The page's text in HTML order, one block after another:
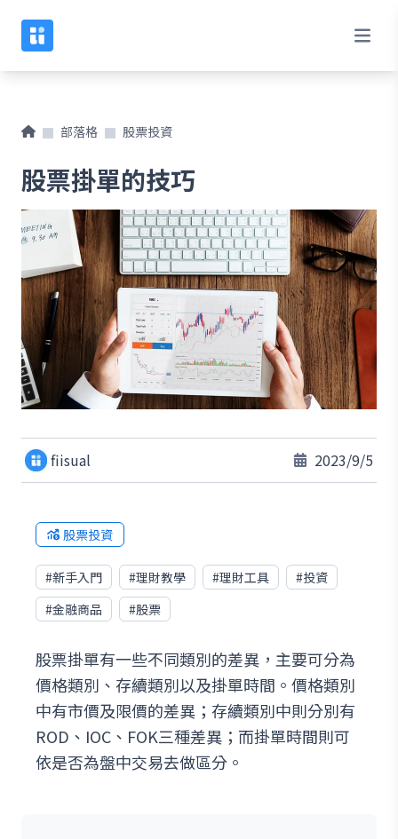
部落格 股票投資
股票掛單的技巧
fiisual 2023/9/5
股票投資
#新手入門 #理財教學 #理財工具 #投資
#金融商品 #股票
股票掛單有一些不同類別的差異，主要可分為
價格類別、存續類別以及掛單時間。價格類別
中有市價及限價的差異；存續類別中則分別有
ROD、IOC、FOK三種差異；而掛單時間則可
依是否為盤中交易去做區分。